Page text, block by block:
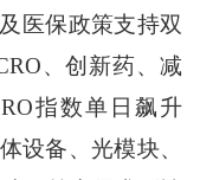
医保政策支持双
、创新药、减
指数单日飙升
设备、光模块、